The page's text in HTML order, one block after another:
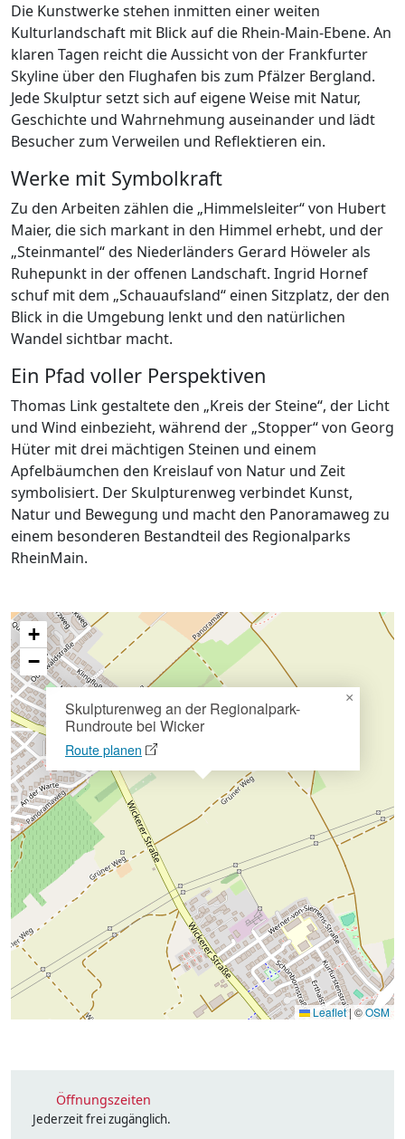
Die Kunstwerke stehen inmitten einer weiten
Kulturlandschaft mit Blick auf die Rhein-Main-Ebene. An
klaren Tagen reicht die Aussicht von der Frankfurter
Skyline über den Flughafen bis zum Pfälzer Bergland.
Jede Skulptur setzt sich auf eigene Weise mit Natur,
Geschichte und Wahrnehmung auseinander und lädt
Besucher zum Verweilen und Reflektieren ein.
Werke mit Symbolkraft
Zu den Arbeiten zählen die „Himmelsleiter“ von Hubert
Maier, die sich markant in den Himmel erhebt, und der
„Steinmantel“ des Niederländers Gerard Höweler als
Ruhepunkt in der offenen Landschaft. Ingrid Hornef
schuf mit dem „Schauaufsland“ einen Sitzplatz, der den
Blick in die Umgebung lenkt und den natürlichen
Wandel sichtbar macht.
Ein Pfad voller Perspektiven
Thomas Link gestaltete den „Kreis der Steine“, der Licht
und Wind einbezieht, während der „Stopper“ von Georg
Hüter mit drei mächtigen Steinen und einem
Apfelbäumchen den Kreislauf von Natur und Zeit
symbolisiert. Der Skulpturenweg verbindet Kunst,
Natur und Bewegung und macht den Panoramaweg zu
einem besonderen Bestandteil des Regionalparks
RheinMain.
Skulpturenweg an der Regionalpark-
Rundroute bei Wicker
Route planen
×
+
−
Leaflet| ©OSM
Öffnungszeiten
Jederzeit frei zugänglich.